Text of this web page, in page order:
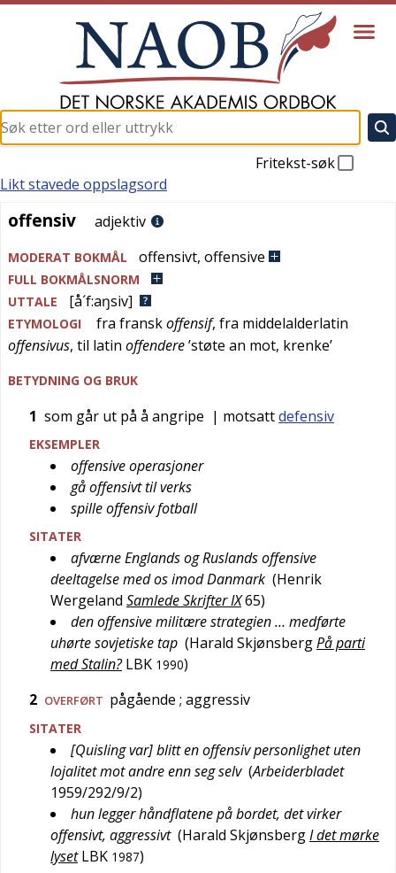
Fritekst-søk
offensiv
Likt stavede oppslagsord
offensiv adjektiv
MODERAT BOKMÅL offensivt, offensive
FULL BOKMÅLSNORM
UTTALE
[å´f:aŋsiv]
ETYMOLOGI fra franskoffensif, fra middelalderlatin
offensivus, til latin offendere’støte an mot, krenke’
BETYDNING OG BRUK
1 som går ut på å angripe | motsattdefensiv
EKSEMPLER
offensive operasjoner
gå offensivt til verks
spille offensiv fotball
SITATER
afværne Englands og Ruslands offensive
deeltagelse med os imod Danmark (Henrik
Wergeland Samlede Skrifter IX65)
den offensive militære strategien … medførte
uhørte sovjetiske tap (Harald SkjønsbergPå parti
med Stalin? LBK 1990)
2 OVERFØRT pågående ; aggressiv
SITATER
[Quisling var] blitt en offensiv personlighet uten
lojalitet mot andre enn seg selv (Arbeiderbladet
1959/292/9/2)
hun legger håndflatene på bordet, det virker
offensivt, aggressivt (Harald SkjønsbergI det mørke
lyset LBK 1987)